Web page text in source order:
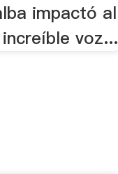
impactó al
voz...